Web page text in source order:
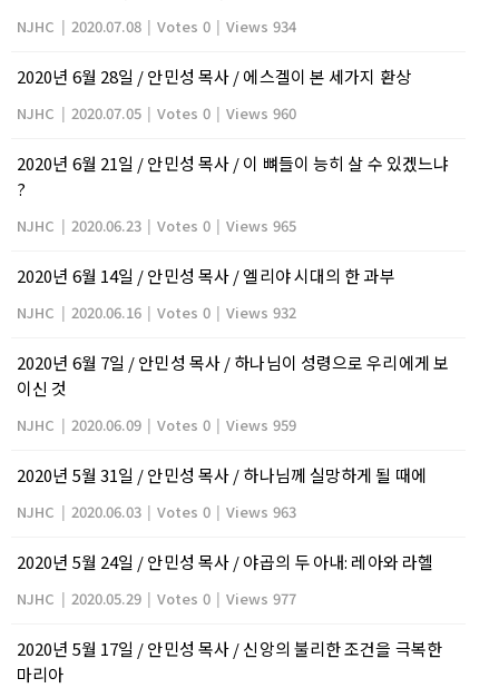
NJHC | 2020.07.08 | Votes 0 | Views 934
2020년 6월 28일 / 안민성 목사 / 에스겔이 본 세가지 환상
NJHC | 2020.07.05 | Votes 0 | Views 960
2020년 6월 21일 / 안민성 목사 / 이 뼈들이 능히 살 수 있겠느냐
?
NJHC | 2020.06.23 | Votes 0 | Views 965
2020년 6월 14일 / 안민성 목사 / 엘리야 시대의 한 과부
NJHC | 2020.06.16 | Votes 0 | Views 932
2020년 6월 7일 / 안민성 목사 / 하나님이 성령으로 우리에게 보
이신 것
NJHC | 2020.06.09 | Votes 0 | Views 959
2020년 5월 31일 / 안민성 목사 / 하나님께 실망하게 될 때에
NJHC | 2020.06.03 | Votes 0 | Views 963
2020년 5월 24일 / 안민성 목사 / 야곱의 두 아내: 레아와 라헬
NJHC | 2020.05.29 | Votes 0 | Views 977
2020년 5월 17일 / 안민성 목사 / 신앙의 불리한 조건을 극복한
마리아